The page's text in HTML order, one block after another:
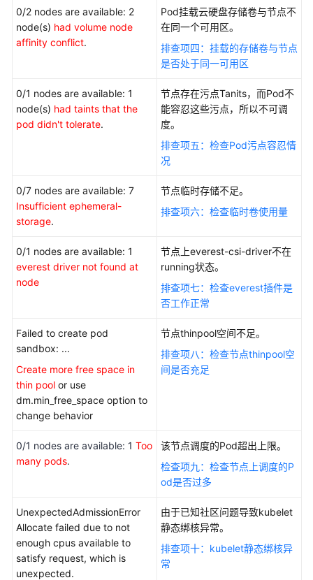
户
指
南
实
践
SDK
参
Skill
参
常
见
问
题
视
帮
助
多
文
档
用
0/2 nodes are available: 2
node(s) had volume node
affinity conflict.
Pod挂载云硬盘存储卷与节点不
在同一个可用区。
排查项四：挂载的存储卷与节点
是否处于同一可用区
0/1 nodes are available: 1
node(s) had taints that the
pod didn't tolerate.
节点存在污点Tanits，而Pod不
能容忍这些污点，所以不可调
度。
排查项五：检查Pod污点容忍情
况
0/7 nodes are available: 7
Insufficient ephemeral-
storage.
节点临时存储不足。
排查项六：检查临时卷使用量
0/1 nodes are available: 1
everest driver not found at
node
节点上everest-csi-driver不在
running状态。
排查项七：检查everest插件是
否工作正常
Failed to create pod
sandbox: ...
Create more free space in
thin pool or use
dm.min_free_space option to
change behavior
节点thinpool空间不足。
排查项八：检查节点thinpool空
间是否充足
0/1 nodes are available: 1 Too
many pods.
该节点调度的Pod超出上限。
检查项九：检查节点上调度的P
od是否过多
UnexpectedAdmissionError
Allocate failed due to not
enough cpus available to
satisfy request, which is
unexpected.
由于已知社区问题导致kubelet
静态绑核异常。
排查项十：kubelet静态绑核异
常